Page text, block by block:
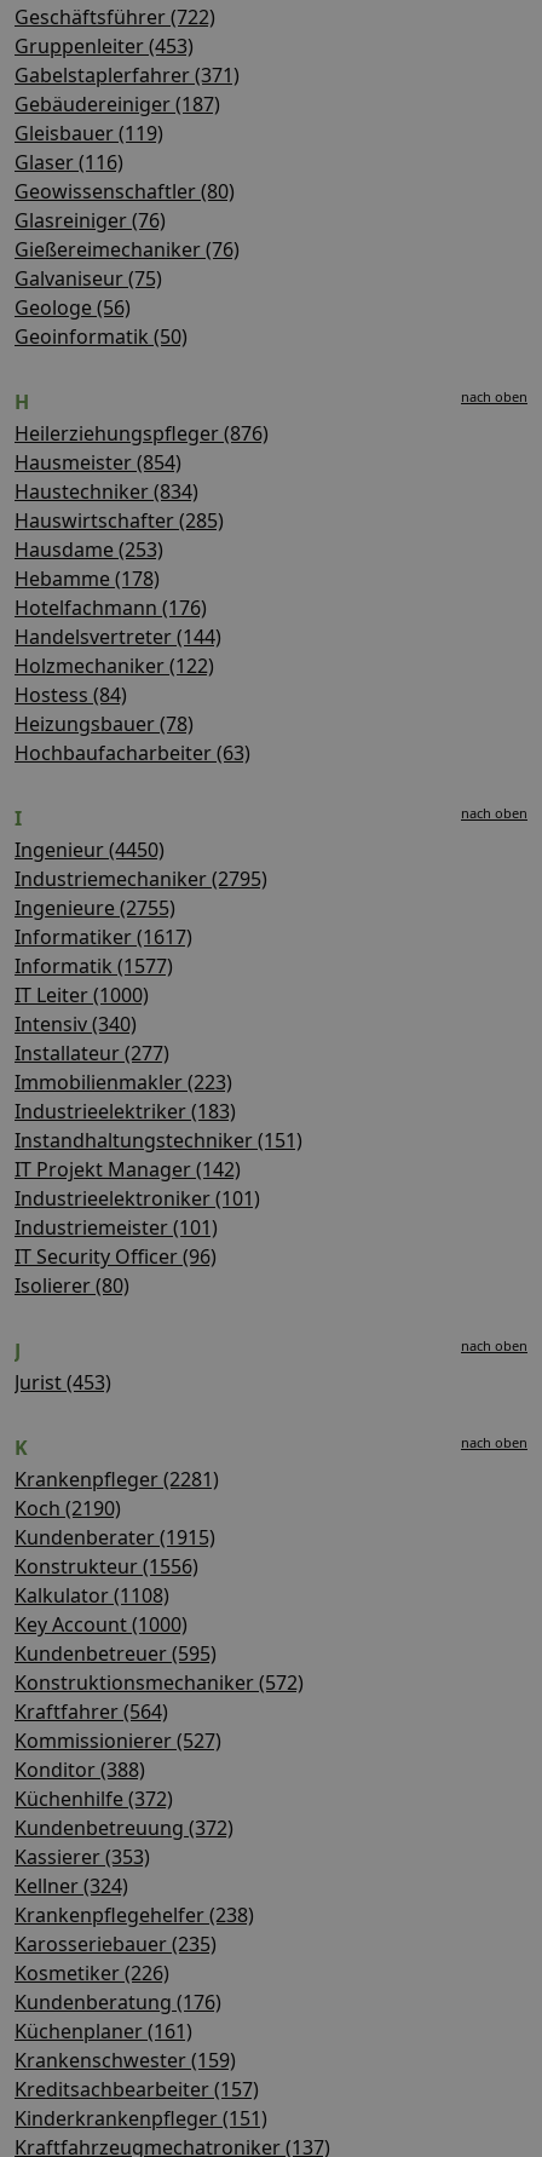
Geschäftsführer (722)
Gruppenleiter (453)
Gabelstaplerfahrer (371)
Gebäudereiniger (187)
Gleisbauer (119)
Glaser (116)
Geowissenschaftler (80)
Glasreiniger (76)
Gießereimechaniker (76)
Galvaniseur (75)
Geologe (56)
Geoinformatik (50)
H nach oben
Heilerziehungspfleger (876)
Hausmeister (854)
Haustechniker (834)
Hauswirtschafter (285)
Hausdame (253)
Hebamme (178)
Hotelfachmann (176)
Handelsvertreter (144)
Holzmechaniker (122)
Hostess (84)
Heizungsbauer (78)
Hochbaufacharbeiter (63)
I nach oben
Ingenieur (4450)
Industriemechaniker (2795)
Ingenieure (2755)
Informatiker (1617)
Informatik (1577)
IT Leiter (1000)
Intensiv (340)
Installateur (277)
Immobilienmakler (223)
Industrieelektriker (183)
Instandhaltungstechniker (151)
IT Projekt Manager (142)
Industrieelektroniker (101)
Industriemeister (101)
IT Security Officer (96)
Isolierer (80)
J nach oben
Jurist (453)
K nach oben
Krankenpfleger (2281)
Koch (2190)
Kundenberater (1915)
Konstrukteur (1556)
Kalkulator (1108)
Key Account (1000)
Kundenbetreuer (595)
Konstruktionsmechaniker (572)
Kraftfahrer (564)
Kommissionierer (527)
Konditor (388)
Küchenhilfe (372)
Kundenbetreuung (372)
Kassierer (353)
Kellner (324)
Krankenpflegehelfer (238)
Karosseriebauer (235)
Kosmetiker (226)
Kundenberatung (176)
Küchenplaner (161)
Krankenschwester (159)
Kreditsachbearbeiter (157)
Kinderkrankenpfleger (151)
Kraftfahrzeugmechatroniker (137)